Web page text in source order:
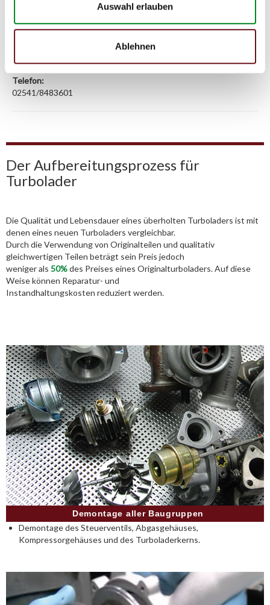
Auswahl erlauben
Ablehnen
Adresse:
Am Wasserturm 55, Coesfeld, NRW, 48653, DE
info@tmc-turbo.de
Telefon:
02541/8483601
Der Aufbereitungsprozess für
Turbolader
Die Qualität und Lebensdauer eines überholten Turboladers ist mit
denen eines neuen Turboladers vergleichbar.
Durch die Verwendung von Originalteilen und qualitativ
gleichwertigen Teilen beträgt sein Preis jedoch
weniger als 50%des Preises eines Originalturboladers. Auf diese
Weise können Reparatur- und
Instandhaltungskosten reduziert werden.
Demontage aller Baugruppen
Demontage des Steuerventils, Abgasgehäuses,
Kompressorgehäuses und des Turboladerkerns.